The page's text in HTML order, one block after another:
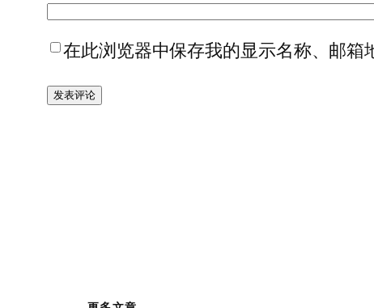
在此浏览器中保存我的显示名称、邮箱